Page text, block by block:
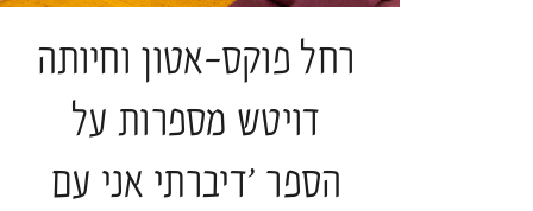
ליווי רוחני והגות
רחל פוקס-אטון וחיותה
דויטש מספרות על
הספר 'דיברתי אני עם